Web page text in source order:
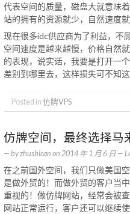
代表空间的质量，磁盘大就意味
站的拥有的资源就少，自然速度就
现在很多idc供应商为了利益，不
空间速度是越来越慢，价格自然
的表现，说实话，我要是打开一
差别到哪里去，这样损失可不知
Posted in 仿牌VPS
仿牌空间，最终选择马
— byzhushican on 2014 年 1 月 6 日 —
在之前国外空间，我们只做美国
是做外贸的！而做外贸的客户当
重视的！做仿牌网站，经常会被
网站正常运行，客户还可以继续